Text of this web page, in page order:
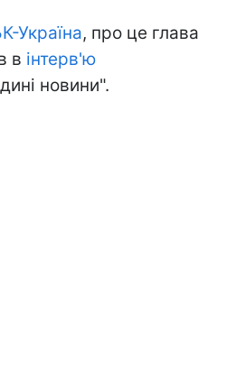
Україна, про це глава
в інтерв'ю
новини".